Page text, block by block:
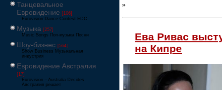
Танцевальное
Евровидение [106]
Eurovision Dance Contest EDC
Музыка [257]
Music Songs Поп-музыка Песни
Шоу-бизнес [564]
Show Business Музыкальная
индустрия
Евровидение Австралия
[17]
Eurovision – Australia Decides
Австралия решает
»
Ева Ривас
на Кипре